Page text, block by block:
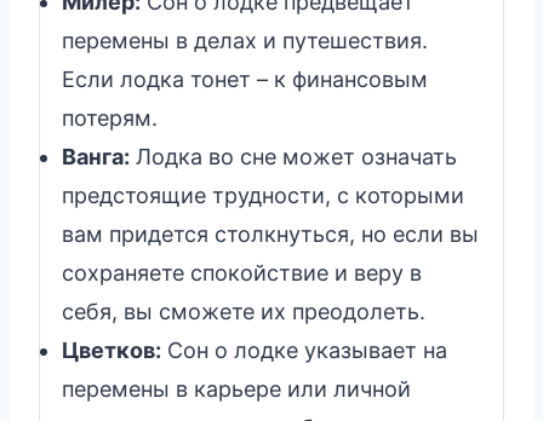
перемены в делах и путешествия.
Если лодка тонет – к финансовым
потерям.
Ванга: Лодка во сне может означать
предстоящие трудности, с которыми
вам придется столкнуться, но если вы
сохраняете спокойствие и веру в
себя, вы сможете их преодолеть.
Цветков: Сон о лодке указывает на
перемены в карьере или личной